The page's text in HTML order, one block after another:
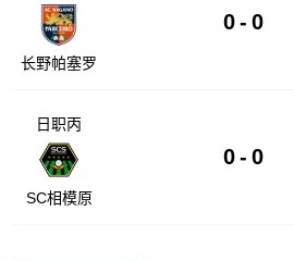
长野帕塞罗
0 - 0
日职丙
SC相模原
0 - 0